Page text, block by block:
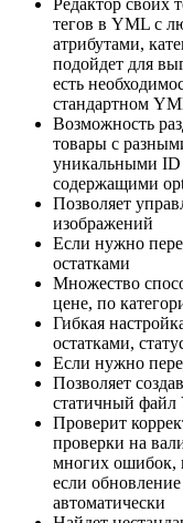
тегов в YML с
атрибутами,
подойдет для
есть
стандартном
Возможность
товары с
уникальными
содержащими
Позволяет
изображений
Если нужно
остатками
Множество
цене, по
Гибкая
остатками,
Если нужно
Позволяет
статичный
Проверит
проверки на
многих ошибок,
если
автоматически